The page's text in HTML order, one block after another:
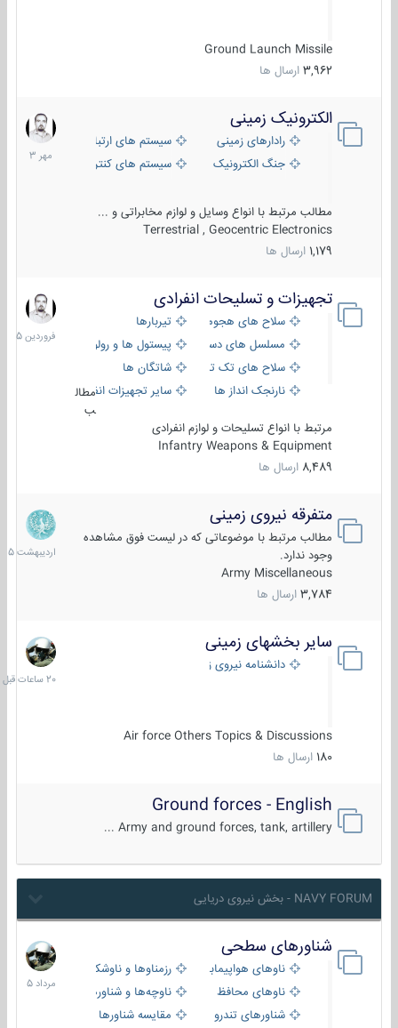
Ground Launch Missile
3,962 ارسال ها
الکترونیک زمینی
رادارهای زمینی
سیستم های ارتباطی و جمع آوری
جنگ الکترونیک
سیستم های کنترل آتش و تجهیزات
مطالب مرتبط با انواع وسایل و لوازم مخابراتی و ...
Terrestrial , Geocentric Electronics
1,179 ارسال ها
1
مهر
1403
تجهیزات و تسلیحات انفرادی
سلاح های هجومی
تیربارها
مسلسل های دستی
پیستول ها و رولورها
سلاح های تک تیر اندازیشاتگان ها
نارنجک انداز ها
سایر تجهیزات انفرادی
مطال
ب
مرتبط با انواع تسلیحات و لوازم انفرادی
Infantry Weapons & Equipment
8,489 ارسال ها
17
فروردین
1405
متفرقه نیروی زمینی
مطالب مرتبط با موضوعاتی که در لیست فوق مشاهده
وجود ندارد.
Army Miscellaneous
3,784 ارسال ها
27
1405
سایر بخشهای زمینی
دانشنامه نیروی زمینی
Air force Others Topics & Discussions
180 ارسال ها
20
ساعات
قبل
Ground forces - English
Army and ground forces, tank, artillery ...
NAVY FORUM - بخش نیروی دریایی
شناورهای سطحی
ناوهای هواپیمابر و بالگرد بررزمناوها و ناوشکن‌ها
ناوهای محافظ
ناوچه‌ها و شناورهای گشتی
شناورهای تندرو
مقایسه شناورها
2
مرداد
1405